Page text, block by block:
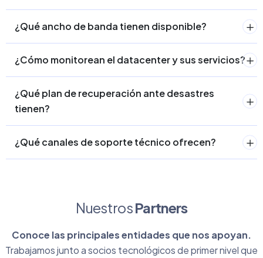
¿Qué ancho de banda tienen disponible?
¿Cómo monitorean el datacenter y sus servicios?
¿Qué plan de recuperación ante desastres
tienen?
¿Qué canales de soporte técnico ofrecen?
NuestrosPartners
Conoce las principales entidades que nos apoyan.
Trabajamos junto a socios tecnológicos de primer nivel que